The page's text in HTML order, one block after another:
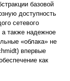
базовой
доступность
сетевого
а также надежное
«облака» не
впервые
как